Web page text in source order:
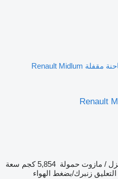
شاحنة مقفلة Renault Midlum
Renault
/ مازوت حمولة 5,854 كجم
سعة
زنبرك/بضغط الهواء